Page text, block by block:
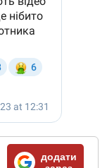
додати